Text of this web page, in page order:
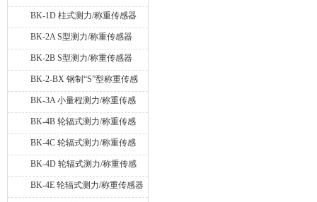
BK-1D 柱式测力/称重传感器
BK-2A S型测力/称重传感器
BK-2B S型测力/称重传感器
BK-2-BX 钢制“S”型称重传感
器
BK-3A 小量程测力/称重传感
器
BK-4B 轮辐式测力/称重传感
器
BK-4C 轮辐式测力/称重传感
器
BK-4D 轮辐式测力/称重传感
器
BK-4E 轮辐式测力/称重传感器